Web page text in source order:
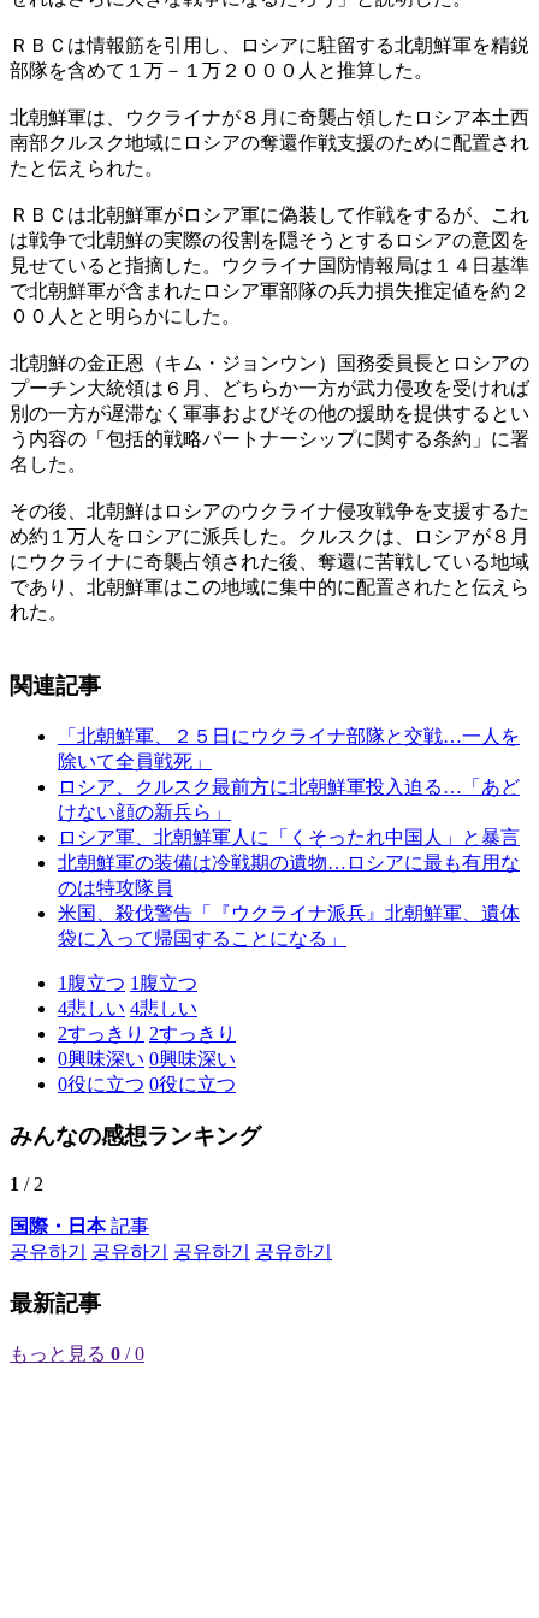
ＲＢＣは情報筋を引用し、ロシアに駐留する北朝鮮軍を精鋭
部隊を含めて１万－１万２０００人と推算した。
北朝鮮軍は、ウクライナが８月に奇襲占領したロシア本土西
南部クルスク地域にロシアの奪還作戦支援のために配置され
たと伝えられた。
ＲＢＣは北朝鮮軍がロシア軍に偽装して作戦をするが、これ
は戦争で北朝鮮の実際の役割を隠そうとするロシアの意図を
見せていると指摘した。ウクライナ国防情報局は１４日基準
で北朝鮮軍が含まれたロシア軍部隊の兵力損失推定値を約２
００人とと明らかにした。
北朝鮮の金正恩（キム・ジョンウン）国務委員長とロシアの
プーチン大統領は６月、どちらか一方が武力侵攻を受ければ
別の一方が遅滞なく軍事およびその他の援助を提供するとい
う内容の「包括的戦略パートナーシップに関する条約」に署
名した。
その後、北朝鮮はロシアのウクライナ侵攻戦争を支援するた
め約１万人をロシアに派兵した。クルスクは、ロシアが８月
にウクライナに奇襲占領された後、奪還に苦戦している地域
であり、北朝鮮軍はこの地域に集中的に配置されたと伝えら
れた。
関連記事
「北朝鮮軍、２５日にウクライナ部隊と交戦…一人を
除いて全員戦死」
ロシア、クルスク最前方に北朝鮮軍投入迫る…「あど
けない顔の新兵ら」
ロシア軍、北朝鮮軍人に「くそったれ中国人」と暴言
北朝鮮軍の装備は冷戦期の遺物…ロシアに最も有用な
のは特攻隊員
米国、殺伐警告「『ウクライナ派兵』北朝鮮軍、遺体
袋に入って帰国することになる」
1 腹立つ 1 腹立つ
4悲しい 4悲しい
2すっきり 2すっきり
0興味深い 0興味深い
0役に立つ 0役に立つ
みんなの感想ランキング
1 / 2
国際・日本記事
공유하기
공유하기 공유하기 공유하기
最新記事
もっと見る 0 / 0